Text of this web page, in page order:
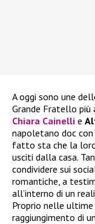
A oggi sono une
Grande Fratello più
Chiara Cainelli e
napoletano doc
fatto sta che la
usciti dalla casa.
condividere sui
romantiche, a
all’interno di un
Proprio nelle
raggiungimento di